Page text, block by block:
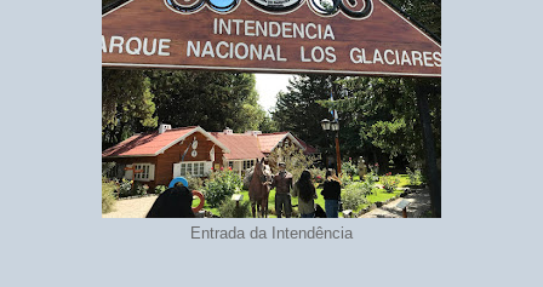
Entrada da Intendência